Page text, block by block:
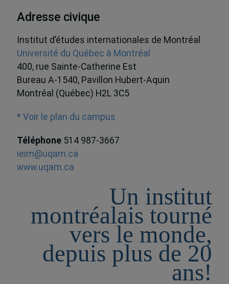
Adresse civique
Institut d’études internationales de Montréal
Université du Québec à Montréal
400, rue Sainte-Catherine Est
Bureau A-1540, Pavillon Hubert-Aquin
Montréal (Québec) H2L 3C5
* Voir le plan du campus
Téléphone 514 987-3667
ieim@uqam.ca
www.uqam.ca
Un institut
montréalais tourné
vers le monde,
depuis plus de 20
ans!